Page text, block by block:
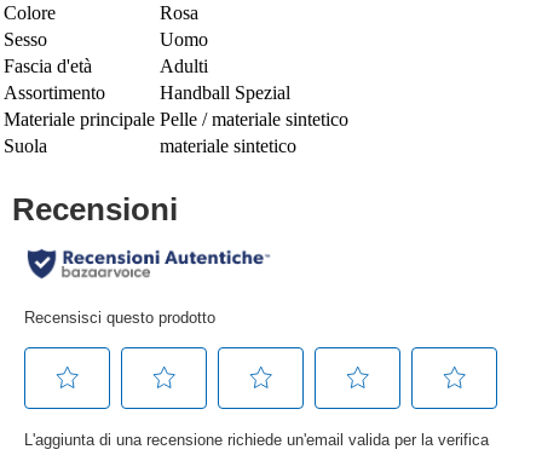
Colore
Rosa
Sesso
Uomo
Fascia d'età
Adulti
Assortimento
Handball Spezial
Materiale principale Pelle / materiale sintetico
Suola
materiale sintetico